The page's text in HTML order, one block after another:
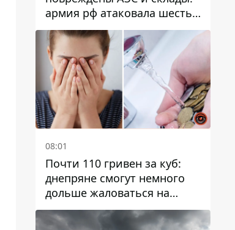
армия рф атаковала шесть
районов Днепропетровской
области
08:01
Почти 110 гривен за куб:
днепряне смогут немного
дольше жаловаться на
запланированные тарифы
на воду на 2027 год